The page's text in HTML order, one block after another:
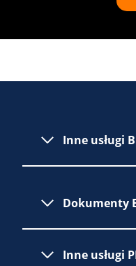
Inne usługi
Dokumenty
Inne usługi